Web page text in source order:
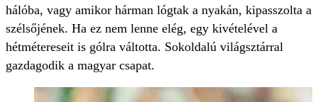
hálóba, vagy amikor hárman lógtak a nyakán, kipasszolta a
szélsőjének. Ha ez nem lenne elég, egy kivételével a
hétmétereseit is gólra váltotta. Sokoldalú világsztárral
gazdagodik a magyar csapat.